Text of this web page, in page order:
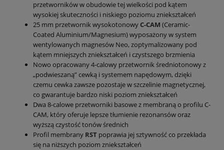
przetworników w obudowie tej wielkości pod kątem
wysokiej skuteczności i niskiego poziomu zniekształceń
25 mm przetwornik wysokotonowyC-CAM (Ceramic-
Coated Aluminium/Magnesium) wyposażony w system
wentylowanych magnesów Neo, zoptymalizowany pod
kątem mniejszych zniekształceń i czystszego brzmienia
Nowo opracowany 4-calowy przetwornik średniotonowy z
„podwieszaną” cewką i systemem napędowym, dzięki
czemu cewka zawsze pozostaje w szczelinie magnetycznej,
co gwarantuje bardzo niski poziom zniekształceń
Dwa 8-calowe przetworniki basowe z membraną o profilu C-
CAM, który oferuje lepsze tłumienie rezonansów oraz
wyższą czystość tonów średnich
Profil membrany RST poprawia jej sztywność co przekłada
się na niższych poziom zniekształceń